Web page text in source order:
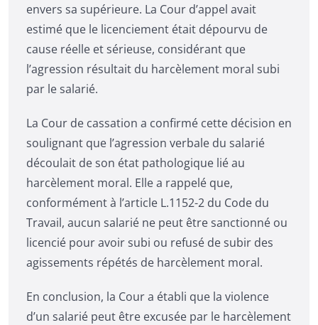
envers sa supérieure. La Cour d’appel avait
estimé que le licenciement était dépourvu de
cause réelle et sérieuse, considérant que
l’agression résultait du harcèlement moral subi
par le salarié.
La Cour de cassation a confirmé cette décision en
soulignant que l’agression verbale du salarié
découlait de son état pathologique lié au
harcèlement moral. Elle a rappelé que,
conformément à l’article L.1152-2 du Code du
Travail, aucun salarié ne peut être sanctionné ou
licencié pour avoir subi ou refusé de subir des
agissements répétés de harcèlement moral.
En conclusion, la Cour a établi que la violence
d’un salarié peut être excusée par le harcèlement